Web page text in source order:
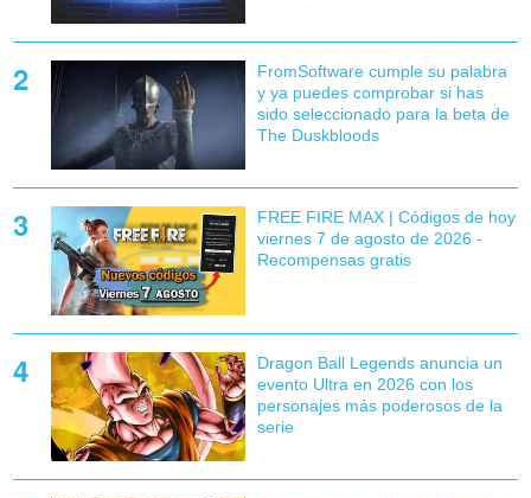
FromSoftware cumple su palabra
y ya puedes comprobar si has
sido seleccionado para la beta de
The Duskbloods
FREE FIRE MAX | Códigos de hoy
viernes 7 de agosto de 2026 -
Recompensas gratis
Dragon Ball Legends anuncia un
evento Ultra en 2026 con los
personajes más poderosos de la
serie